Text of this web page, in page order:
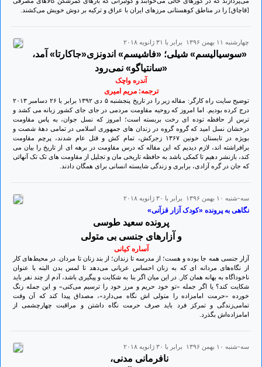
[قاچاق] را در مناطق کوهستانی مرزهای ایران با عراق و ترکیه بر دوش خویش می‌کشند.
چهارشنبه ۱۱ بهمن ۱۳۹۶ برابر با ۳۱ ژانويه ۲۰۱۸
«سوسیالیسم» شیلی؛ «فاشیسم» اندونزی«جاکارتا» آمد،
«سانتیاگو» نمی‌رود
آندره واچک
ترجمه: مریم امیری
توضیح سایت راه کارگر: مقاله زیر را در تاریخ پنجشنبه ۵ دی ۱۳۹۲ برابر با ۲۶ دسامبر ۲٠۱۳
درج کرده بودیم. اما امروز که روحیه مقاومت مردمی در جای جای کشور زبانه می کشد و
ترس از حافظه توده ای رخت بربسته است؛ امروز که نسل جوان، به پاس مقاومت
درخشان نسل امید که گروه گروه در زندان های جمهوری اسلامی در تمامی دهۀ شصت و
بویژه در تابستان خونین ۱۳۶۷ زجرکش، تمام کش و قتل عام شدند، پرچم مقاومت
برافراشته اند، لازم دیدیم که این مقاله که درس مقاومت در برهه ای از تاریخ را بیان می
کند، بازنشر دهیم تا کمکی باشد به حافظه تاریخی مان و تجلیل از مقاومت های تک تک آنهائی
که جان در گره آزادی، برابری و زندگی شایسته انسانی برای همگان دادند.
سه-شنبه ۱۰ بهمن ۱۳۹۶ برابر با ۳۰ ژانويه ۲۰۱۸
نگاهی به پرونده «کودک آزار قزآنی»
پرونده سعید طوسی
و آزارهای جنسی بی متولی
آساره کیانی
آزار جنسی همه جا بوده و هست؛ از مدرسه تا زندان؛ از بند زنان تا مردان. در محیط‌های کار
از نگاه‌های مردانه ای که به زنان احساس عریانی می‌دهد تا لمس بدن البته با عنوان
ناخوداگاه به بهانه همان کار. در این میان اگر بنا به شکایت و پیگیری باشد، آدم از چند نفر باید
شکایت کند؟ یا اگر جمله «تو خود حریم و مرز خود را ترسیم می‌کنی» و این جمله زنگ
خورده «حرمت امامزاده را متولی اش نگاه می‌دارد»، مصداق پیدا کند که آن وقت
تمامی‌زندگی و تمرکز فرد باید صرف حرمت نگاه داشتن و مراقبت چهارچشمی ‌از
امامزاده‌اش بگذرد.
سه-شنبه ۱۰ بهمن ۱۳۹۶ برابر با ۳۰ ژانويه ۲۰۱۸
نافرمانی مدنی،